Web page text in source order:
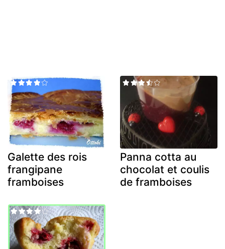
Galette des rois
frangipane
framboises
Panna cotta au
chocolat et coulis
de framboises